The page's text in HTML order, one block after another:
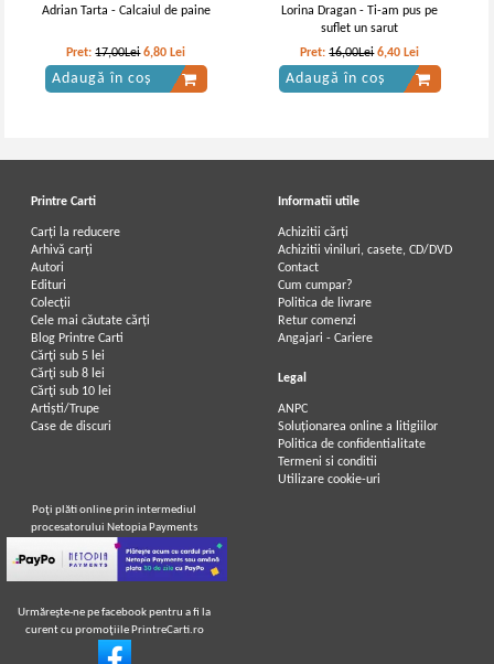
Adrian Tarta - Calcaiul de paine
Pret:17,00Lei 6,80 Lei
Adaugă în coș
Lorina Dragan - Ti-am pus pe
suflet un sarut
Pret:16,00Lei 6,40 Lei
Adaugă în coș
Printre Carti
Carți la reducere
Arhivă carți
Autori
Edituri
Colecții
Cele mai căutate cărți
Blog Printre Carti
Cărţi sub 5 lei
Cărţi sub 8 lei
Cărţi sub 10 lei
Artiști/Trupe
Case de discuri
Informatii utile
Achizitii cărți
Achizitii viniluri, casete, CD/DVD
Contact
Cum cumpar?
Politica de livrare
Retur comenzi
Angajari - Cariere
Legal
ANPC
Soluționarea online a litigiilor
Politica de confidentialitate
Termeni si conditii
Utilizare cookie-uri
Poţi plăti online prin intermediul
procesatorului Netopia Payments
Urmăreşte-ne pe facebook pentru a fi la
curent cu promoţiile PrintreCarti.ro